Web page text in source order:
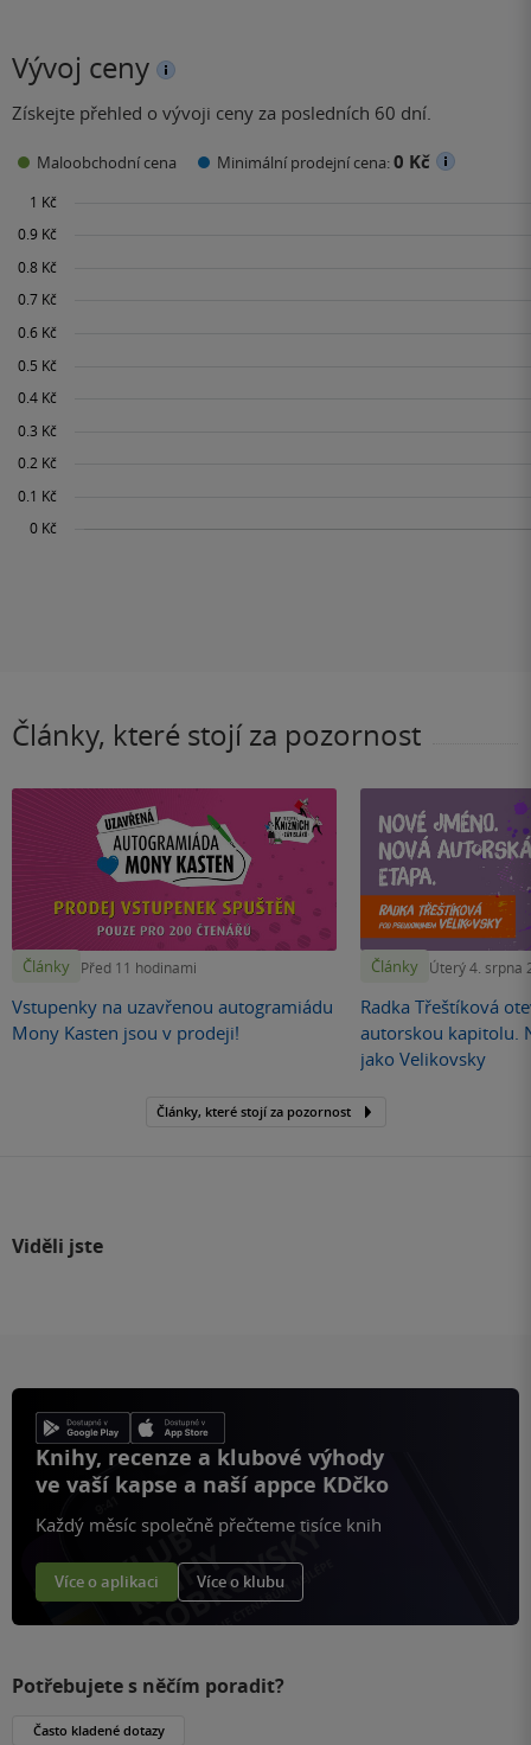
Vývoj ceny
Získejte přehled o vývoji ceny za posledních 60 dní.
Maloobchodní cena Minimální prodejní cena:0 Kč
Články, které stojí za pozornost
Články Před 11 hodinami
Vstupenky na uzavřenou autogramiádu
Mony Kasten jsou v prodeji!
Články Úterý 4. srpna
Radka Třeštíková
autorskou kapitolu.
jako Velikovsky
Články, které stojí za pozornost
Viděli jste
Knihy, recenze a klubové výhody
ve vaší kapse a naší appce KDčko
Každý měsíc společně přečteme tisíce knih
Více o aplikaci Více o klubu
Potřebujete s něčím poradit?
Často kladené dotazy